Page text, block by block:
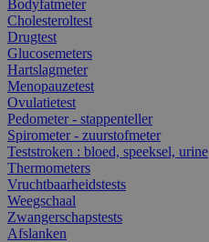
Bodyfatmeter
Cholesteroltest
Drugtest
Glucosemeters
Hartslagmeter
Menopauzetest
Ovulatietest
Pedometer - stappenteller
Spirometer - zuurstofmeter
Teststroken : bloed, speeksel, urine
Thermometers
Vruchtbaarheidstests
Weegschaal
Zwangerschapstests
Afslanken